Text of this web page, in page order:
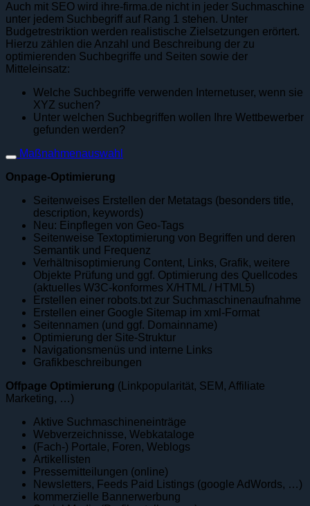
Auch mit SEO wird ihre-firma.de nicht in jeder Suchmaschine
unter jedem Suchbegriff auf Rang 1 stehen. Unter
Budgetrestriktion werden realistische Zielsetzungen erörtert.
Hierzu zählen die Anzahl und Beschreibung der zu
optimierenden Suchbegriffe und Seiten sowie der
Mitteleinsatz:
Welche Suchbegriffe verwenden Internetuser, wenn sie
XYZ suchen?
Unter welchen Suchbegriffen wollen Ihre Wettbewerber
gefunden werden?
Maßnahmenauswahl
Onpage-Optimierung
Seitenweises Erstellen der Metatags (besonders title,
description, keywords)
Neu: Einpflegen von Geo-Tags
Seitenweise Textoptimierung von Begriffen und deren
Semantik und Frequenz
Verhältnisoptimierung Content, Links, Grafik, weitere
Objekte Prüfung und ggf. Optimierung des Quellcodes
(aktuelles W3C-konformes X/HTML / HTML5)
Erstellen einer robots.txt zur Suchmaschinenaufnahme
Erstellen einer Google Sitemap im xml-Format
Seitennamen (und ggf. Domainname)
Optimierung der Site-Struktur
Navigationsmenüs und interne Links
Grafikbeschreibungen
Offpage Optimierung (Linkpopularität, SEM, Affiliate
Marketing, …)
Aktive Suchmaschineneinträge
Webverzeichnisse, Webkataloge
(Fach-) Portale, Foren, Weblogs
Artikellisten
Pressemitteilungen (online)
Newsletters, Feeds Paid Listings (google AdWords, …)
kommerzielle Bannerwerbung